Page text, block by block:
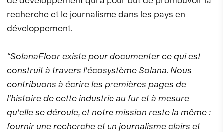
recherche et le journalisme dans les pays en
développement.
“SolanaFloor existe pour documenter ce qui est
construit à travers l'écosystème Solana. Nous
contribuons à écrire les premières pages de
l'histoire de cette industrie au fur et à mesure
qu'elle se déroule, et notre mission reste la même :
fournir une recherche et un journalisme clairs et